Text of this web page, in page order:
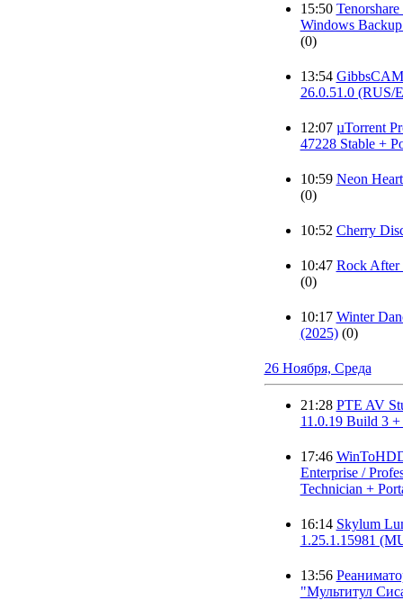
15:50
Windows
(0)
13:54
26.0.51.0 (RUS/
12:07 µTorrent
47228 Stable +
10:59 Neon
(0)
10:52 Cherry
10:47 Rock After
(0)
10:17 Winter
(2025) (0)
26 Ноября, Среда
21:28 PTE AV
11.0.19 Build 3 +
17:46
Enterprise /
Technician +
16:14 Skylum
1.25.1.15981
13:56
"Мультитул